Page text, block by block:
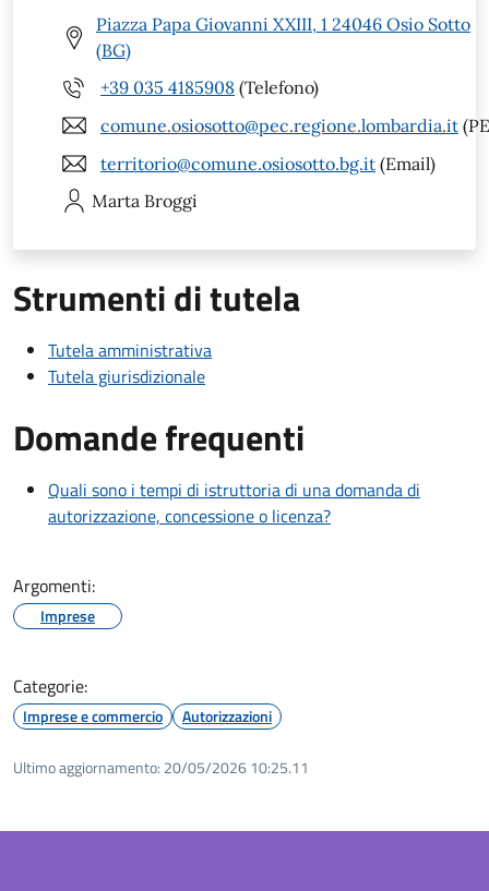
Piazza Papa Giovanni XXIII, 1 24046 Osio Sotto
(BG)
+39 035 4185908 (Telefono)
comune.osiosotto@pec.regione.lombardia.it
territorio@comune.osiosotto.bg.it (Email)
Marta Broggi
Strumenti di tutela
Tutela amministrativa
Tutela giurisdizionale
Domande frequenti
Quali sono i tempi di istruttoria di una domanda di
autorizzazione, concessione o licenza?
Argomenti:
Imprese
Categorie:
Imprese e commercio Autorizzazioni
Ultimo aggiornamento: 20/05/2026 10:25.11